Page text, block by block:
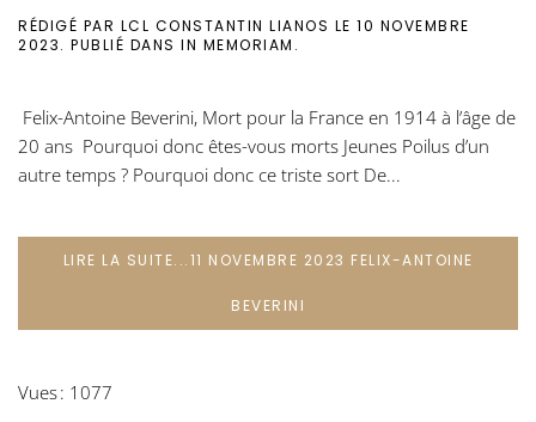
RÉDIGÉ PAR LCL CONSTANTIN LIANOS LE 10 NOVEMBRE
2023. PUBLIÉ DANS IN MEMORIAM .
Felix-Antoine Beverini, Mort pour la France en 1914 à l’âge de
20 ans Pourquoi donc êtes-vous morts Jeunes Poilus d’un
autre temps ? Pourquoi donc ce triste sort De...
LIRE LA SUITE...11 NOVEMBRE 2023 FELIX-ANTOINE
BEVERINI
Vues : 1077